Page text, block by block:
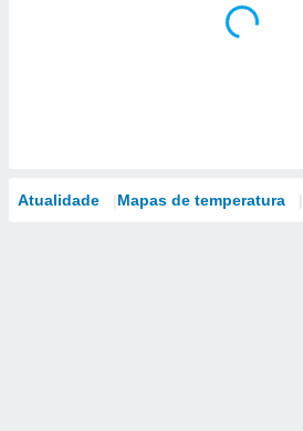
Atualidade Mapas de temperatura